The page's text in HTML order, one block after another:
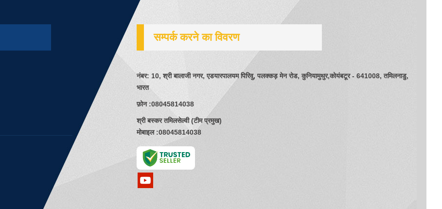
सम्पर्क करने का विवरण
नंबर: 10, श्री बालाजी नगर, एडयारपालयम पिरिवु, पलक्कड़ मेन रोड, कुनियामुथुर,कोयंबटूर - 641008, तमिलनाडु,
भारत
फ़ोन :08045814038
श्री बस्कर तमिलसेल्वी(टीम प्रमुख)
मोबाइल :08045814038